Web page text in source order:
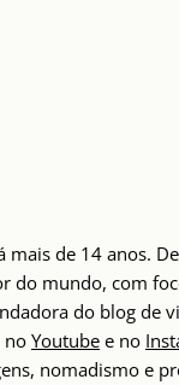
mais de 14 anos.
do mundo, com
do blog de
no Youtube e no
nomadismo e